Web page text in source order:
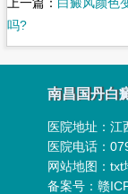
上一篇： 白癜风颜色
吗?
南昌国丹白
医院地址：江
医院电话：
网站地图：txt
备案号：赣